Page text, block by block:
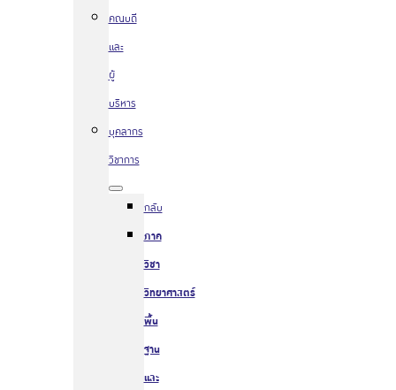
คณบดี
และ
ผู้
บริหาร
บุคลากร
วิชาการ
กลับ
ภาค
วิชา
วิทยาศาสตร์
พื้น
ฐาน
และ